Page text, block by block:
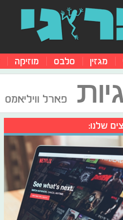
מגזין סלבס מוזיקה
פארל וויליאמס
שלנו: